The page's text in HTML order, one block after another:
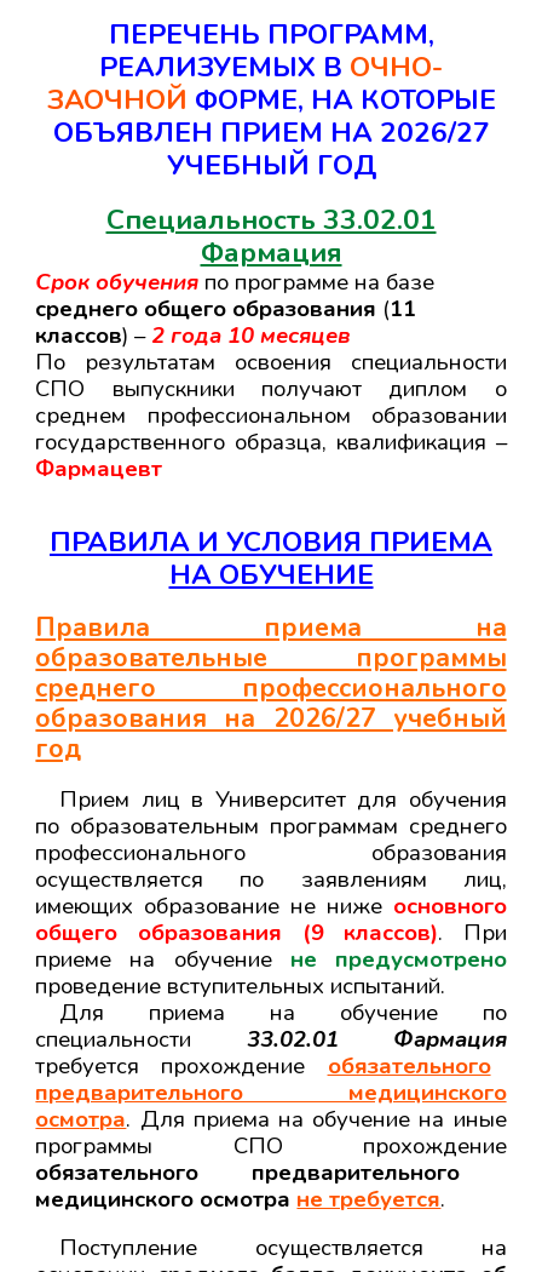
ПЕРЕЧЕНЬ ПРОГРАММ,
РЕАЛИЗУЕМЫХ В ОЧНО-
ЗАОЧНОЙ ФОРМЕ, НА КОТОРЫЕ
ОБЪЯВЛЕН ПРИЕМ НА 2026/27
УЧЕБНЫЙ ГОД
Специальность 33.02.01
Фармация
Срок обучения по программе на базе
среднего общего образования (11
классов)–2года 10 месяцев
По результатам освоения специальности
СПО выпускники получают диплом о
среднем профессиональном образовании
государственного образца, квалификация –
Фармацевт
ПРАВИЛА И УСЛОВИЯ ПРИЕМА
НА ОБУЧЕНИЕ
Правила приема на
образовательные программы
среднего профессионального
образования на 2026/27 учебный
год
Прием лиц в Университет для обучения
по образовательным программам среднего
профессионального образования
осуществляется по заявлениям лиц,
имеющих образование не ниже основного
общего образования (9 классов).
При
приеме на обучение не предусмотрено
проведение вступительных испытаний.
Для приема на обучение по
специальности 33.02.01 Фармация
требуется прохождение
обязательного
предварительного медицинского
осмотра. Для приема на обучение на иные
программы СПО прохождение
обязательного предварительного
медицинского осмотра не требуется.
Поступление осуществляется на